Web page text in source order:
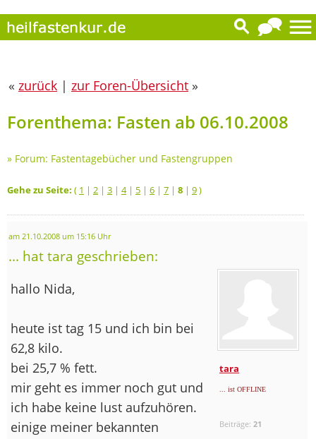
« zurück | zur Foren-Übersicht »
Forenthema: Fasten ab 06.10.2008
» Forum: Fastentagebücher und Fastengruppen
Gehe zu Seite: ( 1 | 2 | 3 | 4| 5 | 6 | 7 | 8 | 9)
am 21.10.2008 um 15:16 Uhr
... hat tara geschrieben:
tara
... ist OFFLINE
Beiträge: 21
hallo Nida,
heute ist tag 15 und ich bin bei
62,8 kilo.
bei 25,7 % fett.
mir geht es immer noch gut und
ich habe keine lust aufzuhören.
einige meiner bekannten